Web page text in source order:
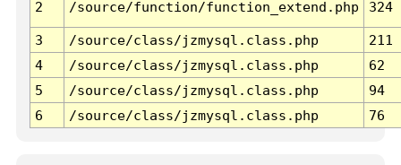
2 /source/function/function_extend.php 324
3 /source/class/jzmysql.class.php
211
4
/source/class/jzmysql.class.php
62
5
/source/class/jzmysql.class.php
94
6
/source/class/jzmysql.class.php 76